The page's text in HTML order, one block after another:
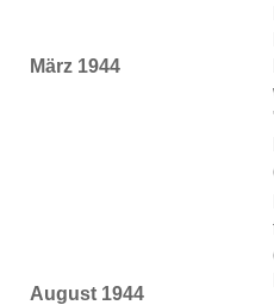
März 1944
August 1944